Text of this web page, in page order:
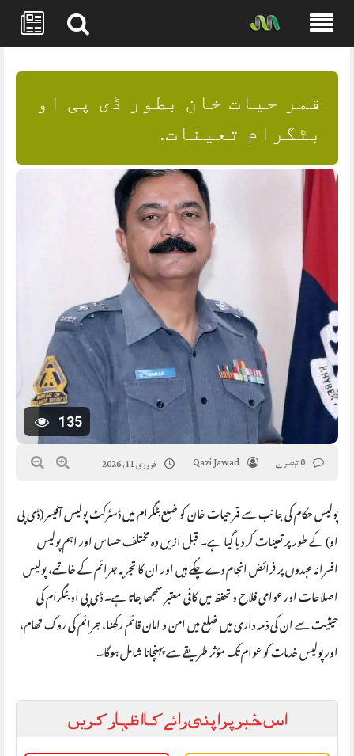
content
قمر حیات خان بطور ڈی پی او
بٹگرام تعینات.
135
Qazi Jawad فروری 11, 2026
پولیس حکام کی جانب سے قمر حیات خان کو ضلع بٹگرام میں ڈسٹرکٹ پولیس آفیسر (ڈی پی
او) کے طور پر تعینات کر دیا گیا ہے۔ قبل ازیں وہ مختلف حساس اور اہم پولیس
افسرانہ عہدوں پر فرائض انجام دے چکے ہیں اور ان کا تجربہ جرائم کے خاتمے، پولیس
اصلاحات اور عوامی فلاح و تحفظ میں کافی معتبر سمجھا جاتا ہے۔ ڈی پی او بٹگرام کی
حیثیت سے ان کی ذمہ داری میں ضلع میں امن و امان قائم رکھنا، جرائم کی روک تھام،
اور پولیس خدمات کو عوام تک مؤثر طریقے سے پہنچانا شامل ہوگا۔
اس خبر پر اپنی رائے کا اظہار کریں